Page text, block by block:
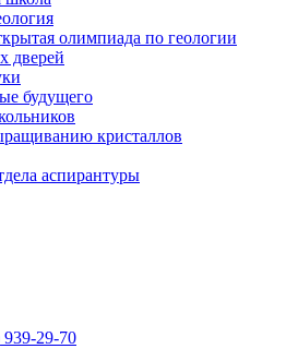
олимпиада по геологии
дверей
будущего
кристаллов
аспирантуры
29-70